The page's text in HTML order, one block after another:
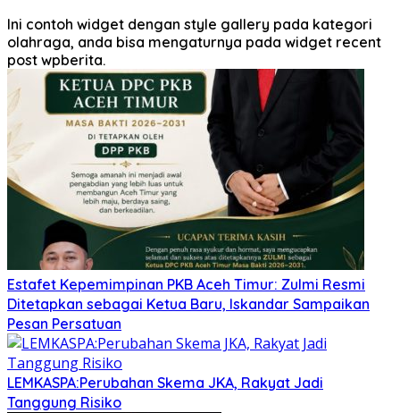
Ini contoh widget dengan style gallery pada kategori
olahraga, anda bisa mengaturnya pada widget recent
post wpberita.
Estafet Kepemimpinan PKB Aceh Timur: Zulmi Resmi
Ditetapkan sebagai Ketua Baru, Iskandar Sampaikan
Pesan Persatuan
LEMKASPA:Perubahan Skema JKA, Rakyat Jadi
Tanggung Risiko